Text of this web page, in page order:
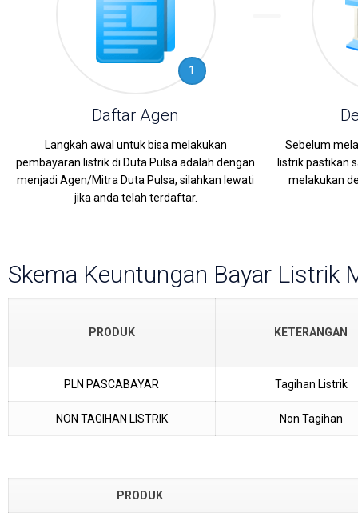
1
Daftar Agen
Langkah awal untuk bisa melakukan
pembayaran listrik di Duta Pulsa adalah dengan
menjadi Agen/Mitra Duta Pulsa, silahkan lewati
jika anda telah terdaftar.
Sebelum
listrik pastikan
melakukan
Skema Keuntungan Bayar Listrik
PRODUK KETERANGAN
PLN PASCABAYAR Tagihan Listrik
NON TAGIHAN LISTRIK Non Tagihan
PRODUK